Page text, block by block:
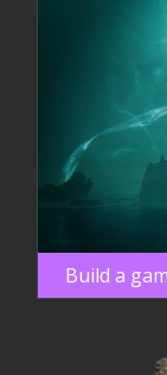
Build a